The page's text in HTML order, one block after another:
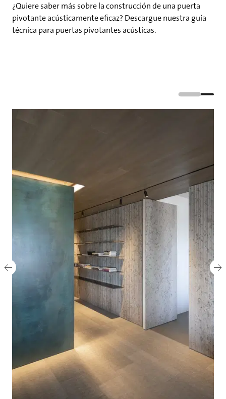
¿Quiere saber más sobre la construcción de una puerta
pivotante acústicamente eficaz? Descargue nuestra guía
técnica para puertas pivotantes acústicas.